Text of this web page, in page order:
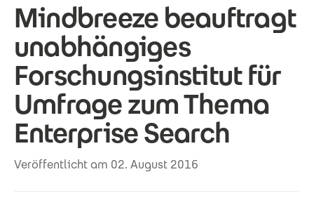
Mindbreeze beauftragt
unabhängiges
Forschungsinstitut für
Umfrage zum Thema
Enterprise Search
Veröffentlicht am 02. August 2016